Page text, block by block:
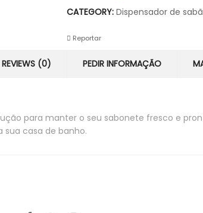
CATEGORY: Dispensador de
Reportar
REVIEWS (0) PEDIR INFORMAÇÃO
para manter o seu sabonete fresco e
sua casa de banho.